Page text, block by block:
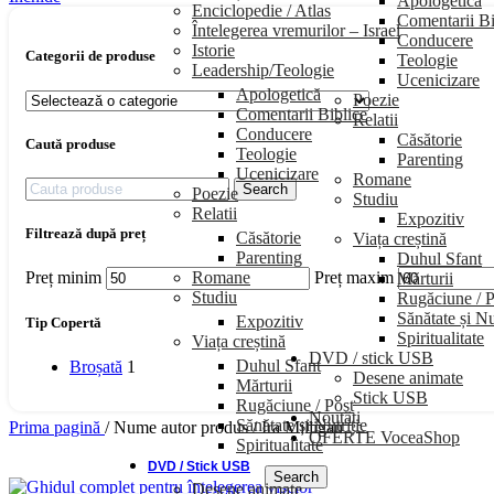
Comentarii
Conducere
Teologie
Ucenicizare
Poezie
Relatii
Căsătorie
Parenting
Romane
Studiu
Expozitiv
Viața creștină
Duhul Sfant
Mărturii
Rugăciune /
Sănătate și
Spiritualitate
DVD / stick USB
Desene animate
Stick USB
Noutăți
OFERTE VoceaShop
Search
Enciclopedie / Atlas
Întelegerea vremurilor – Israel
Istorie
Leadership/Teologie
Apologetică
Comentarii Biblice
Conducere
Teologie
Ucenicizare
Poezie
Relatii
Căsătorie
Parenting
Romane
Studiu
Expozitiv
Viața creștină
Duhul Sfant
Mărturii
Rugăciune / Post
Sănătate și Nutriție
Spiritualitate
DVD / Stick USB
Desene animate
Categorii de produse
Caută produse
Search
Filtrează după preț
Preț minim Preț maxim
Tip Copertă
Broșată 1
Prima pagină / Nume autor produs/ Ira Milligan